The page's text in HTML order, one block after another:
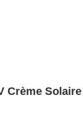
Crème Solaire